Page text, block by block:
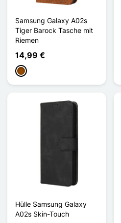
Samsung Galaxy A02s
Tiger Barock Tasche mit
Riemen
14,99 €
Braun
Hülle Samsung Galaxy
A02s Skin-Touch